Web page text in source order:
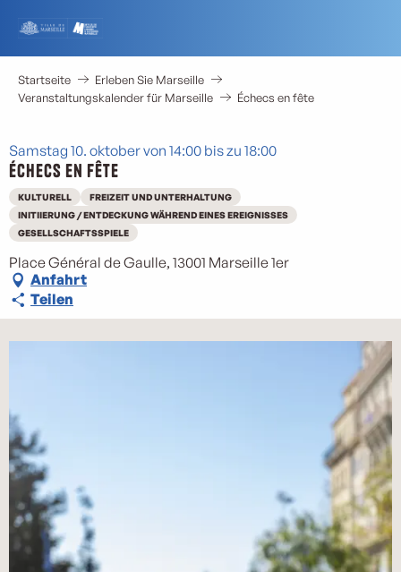
contenu
principal
Startseite
Erleben Sie Marseille
Veranstaltungskalender für Marseille
Échecs en fête
Samstag 10. oktober von 14:00 bis zu 18:00
Échecs en fête
KULTURELL
FREIZEIT UND UNTERHALTUNG
INITIIERUNG / ENTDECKUNG WÄHREND EINES EREIGNISSES
GESELLSCHAFTSSPIELE
Place Général de Gaulle, 13001 Marseille 1er
Anfahrt
Teilen